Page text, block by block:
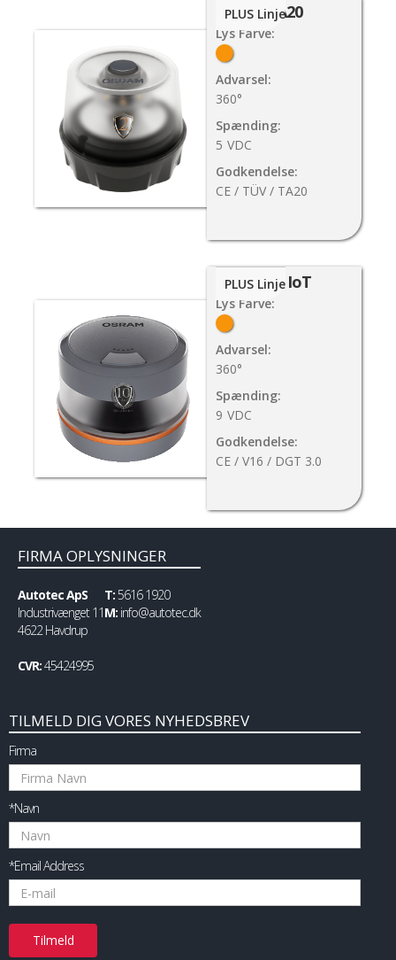
TA20
Lys Farve:
Advarsel:
360°
Spænding:
5 VDC
Godkendelse:
CE / TÜV / TA20
PLUS Linje
V16 IoT
Lys Farve:
Advarsel:
360°
Spænding:
9 VDC
Godkendelse:
CE / V16 / DGT 3.0
PLUS Linje
FIRMA OPLYSNINGER
Autotec ApS
Industrivænget 11
4622 Havdrup
CVR:45424995
T:5616 1920
M: info@autotec.dk
TILMELD DIG VORES NYHEDSBREV
Firma
*Navn
*Email Address